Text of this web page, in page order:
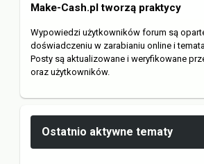
Make-Cash.pl tworzą praktycy
Wypowiedzi użytkowników forum są
doświadczeniu w zarabianiu online i
Posty są aktualizowane i weryfikowane
oraz użytkowników.
Ostatnio aktywne tematy